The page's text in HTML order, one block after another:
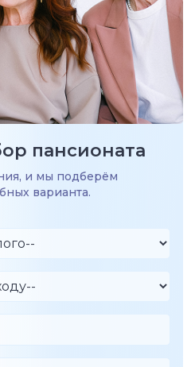
пансионата
и мы подберём
варианта.